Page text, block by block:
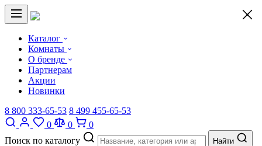
Каталог
Комнаты
О бренде
Партнерам
Акции
Новинки
8 800 333-65-53 8 499 455-65-53
0
0
0
Поиск по каталогу
Найти
×